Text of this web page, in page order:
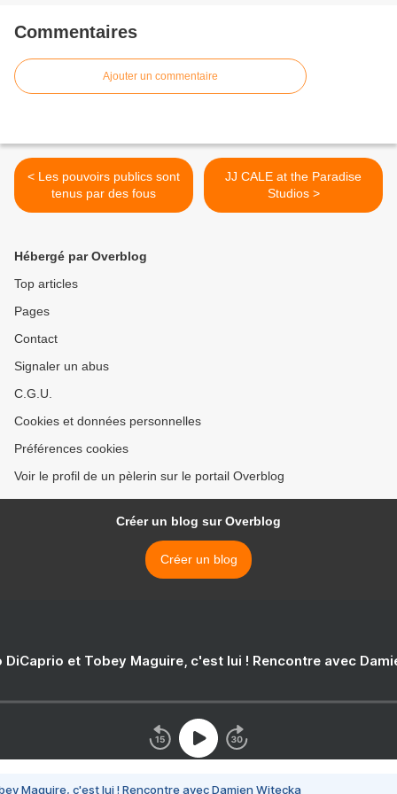
Commentaires
Ajouter un commentaire
< Les pouvoirs publics sont
tenus par des fous
JJ CALE at the Paradise
Studios >
Hébergé par Overblog
Top articles
Pages
Contact
Signaler un abus
C.G.U.
Cookies et données personnelles
Préférences cookies
Voir le profil de un pèlerin sur le portail Overblog
Créer un blog sur Overblog
Créer un blog
DiCaprio et Tobey Maguire, c'est lui ! Rencontre avec
Maguire, c'est lui ! Rencontre avec Damien Witecka